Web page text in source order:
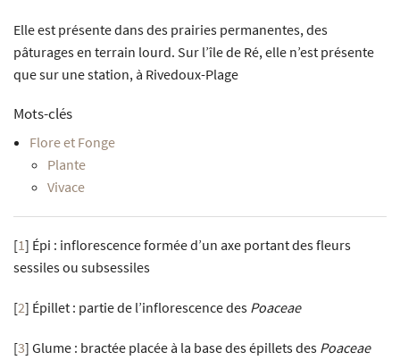
Elle est présente dans des prairies permanentes, des
pâturages en terrain lourd. Sur l’île de Ré, elle n’est présente
que sur une station, à Rivedoux-Plage
Mots-clés
Flore et Fonge
Plante
Vivace
[1] Épi : inflorescence formée d’un axe portant des fleurs
sessiles ou subsessiles
[2] Épillet : partie de l’inflorescence des Poaceae
[3] Glume : bractée placée à la base des épillets des Poaceae